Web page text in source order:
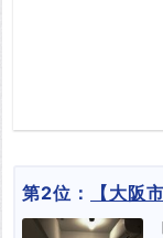
第2位： 【大阪